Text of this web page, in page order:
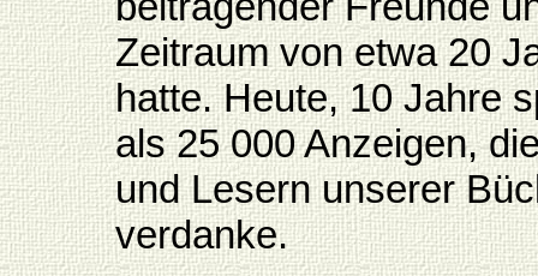
Zeitraum von etwa 20
hatte. Heute, 10 Jahre
als 25 000 Anzeigen,
und Lesern unserer
verdanke.